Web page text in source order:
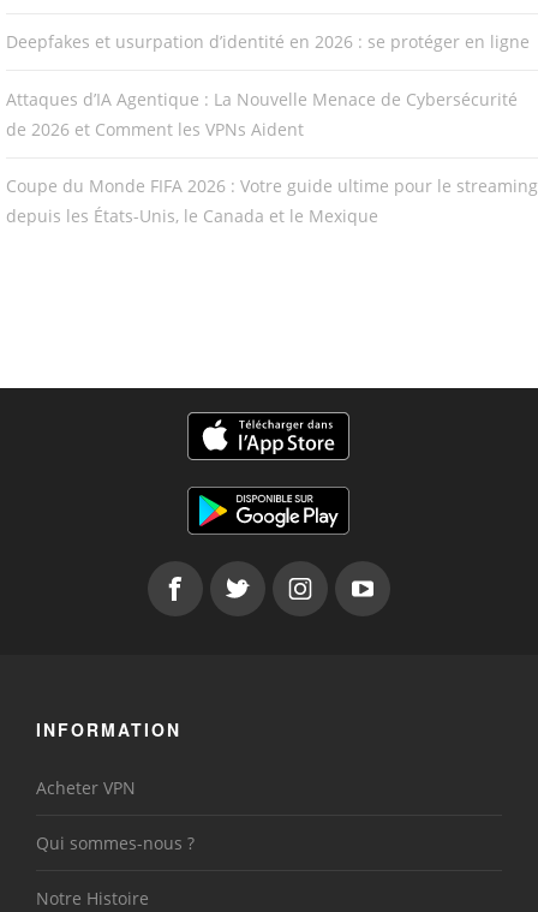
Deepfakes et usurpation d’identité en 2026 : se protéger en ligne
Attaques d’IA Agentique : La Nouvelle Menace de Cybersécurité
de 2026 et Comment les VPNs Aident
Coupe du Monde FIFA 2026 : Votre guide ultime pour le streaming
depuis les États-Unis, le Canada et le Mexique
INFORMATION
Acheter VPN
Qui sommes-nous ?
Notre Histoire